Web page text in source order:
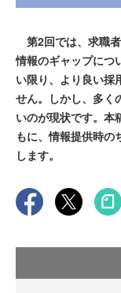
第2回では、求職
情報のギャップにつ
い限り、より良い採
せん。しかし、多く
いのが現状です。本
もに、情報提供時の
します。